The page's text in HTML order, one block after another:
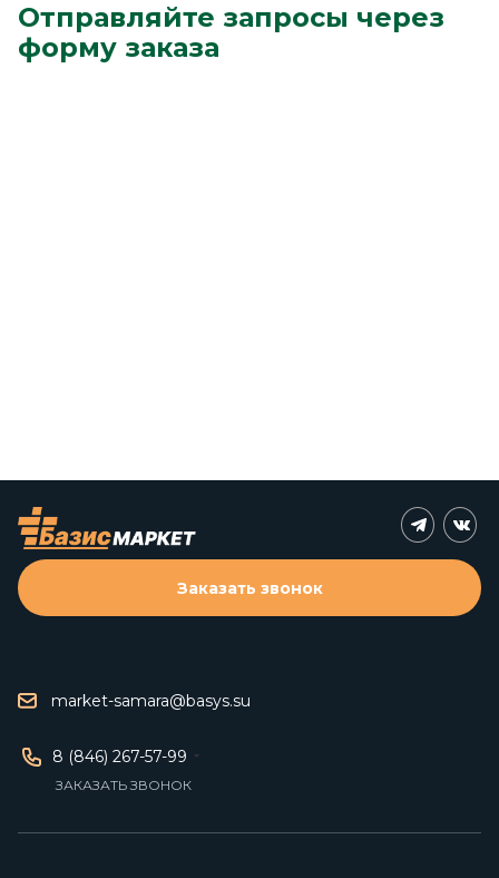
Отправляйте запросы через
форму заказа
market-samara@basys.su
8 (846) 267-57-99
ЗАКАЗАТЬ ЗВОНОК
Заказать звонок